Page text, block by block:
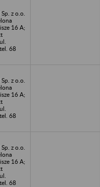
z o.o.
16 A;
68
z o.o.
16 A;
68
z o.o.
16 A;
68